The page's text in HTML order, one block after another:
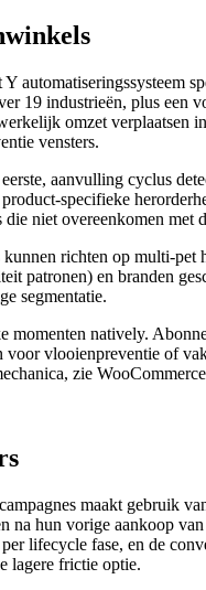
automatiseringssysteem
19 industrieën, plus
omzet
vensters.
aanvulling cyclus
specifieke
niet overeenkomen met
richten op multi-
patronen) en branden
segmentatie.
momenten natively.
vlooienpreventie of
zie
maakt gebruik
hun vorige aankoop
lifecycle fase, en de
lagere frictie optie.